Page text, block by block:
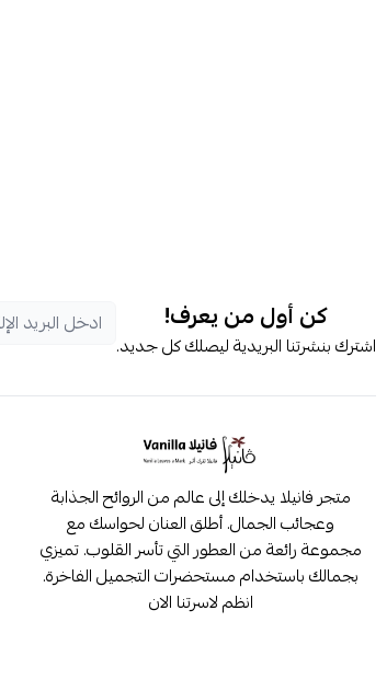
كن أول من يعرف!
اشترك بنشرتنا البريدية ليصلك كل جديد.
متجر فانيلا يدخلك إلى عالم من الروائح الجذابة
وعجائب الجمال. أطلق العنان لحواسك مع
مجموعة رائعة من العطور التي تأسر القلوب. تميزي
بجمالك باستخدام مستحضرات التجميل الفاخرة.
انظم لاسرتنا الان